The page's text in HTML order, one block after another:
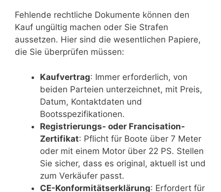
Fehlende rechtliche Dokumente können den
Kauf ungültig machen oder Sie Strafen
aussetzen. Hier sind die wesentlichen Papiere,
die Sie überprüfen müssen:
Kaufvertrag: Immer erforderlich, von
beiden Parteien unterzeichnet, mit Preis,
Datum, Kontaktdaten und
Bootsspezifikationen.
Registrierungs- oder Francisation-
Zertifikat: Pflicht für Boote über 7 Meter
oder mit einem Motor über 22 PS. Stellen
Sie sicher, dass es original, aktuell ist und
zum Verkäufer passt.
CE-Konformitätserklärung: Erfordert für